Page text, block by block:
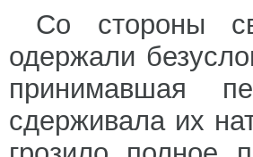
Со стороны
одержали
принимавшая
сдерживала их